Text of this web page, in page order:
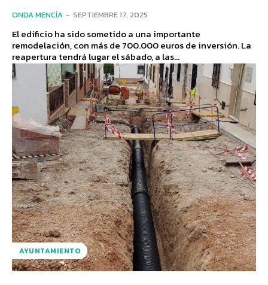
ONDA MENCÍA - SEPTIEMBRE 17, 2025
El edificio ha sido sometido a una importante
remodelación, con más de 700.000 euros de inversión. La
reapertura tendrá lugar el sábado, a las...
AYUNTAMIENTO